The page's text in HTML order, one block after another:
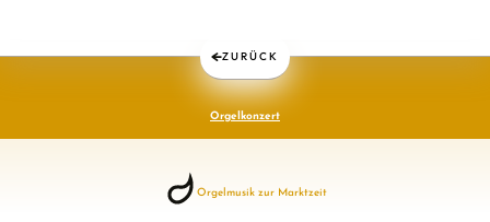
ZURÜCK
Orgelmusik zur Marktzeit
Orgelkonzert